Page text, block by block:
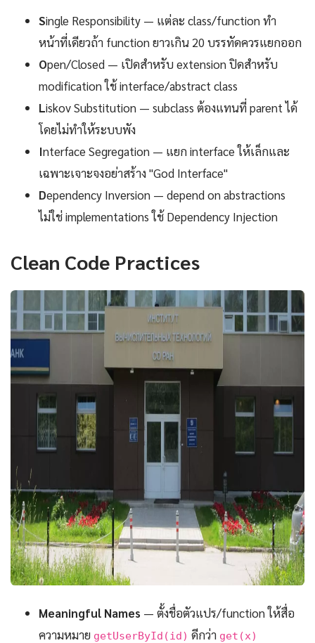
Single Responsibility — แต่ละ class/function ทำ
หน้าที่เดียวถ้า function ยาวเกิน 20 บรรทัดควรแยกออก
Open/Closed — เปิดสำหรับ extension ปิดสำหรับ
modification ใช้ interface/abstract class
Liskov Substitution — subclass ต้องแทนที่ parent ได้
โดยไม่ทำให้ระบบพัง
Interface Segregation — แยก interface ให้เล็กและ
เฉพาะเจาะจงอย่าสร้าง "God Interface"
Dependency Inversion — depend on abstractions
ไม่ใช่ implementations ใช้ Dependency Injection
Clean Code Practices
Meaningful Names — ตั้งชื่อตัวแปร/function ให้สื่อ
ความหมาย getUserById(id) ดีกว่า get(x)